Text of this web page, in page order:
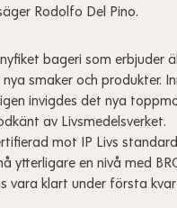
Rodolfo Del Pino.
bageri som erbjuder
nya smaker och produkter.
invigdes det nya
av Livsmedelsverket.
mot IP Livs
ytterligare en nivå med
vara klart under första